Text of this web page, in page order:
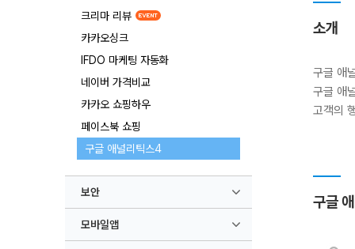
크리마 리뷰
카카오싱크
IFDO 마케팅 자동화
네이버 가격비교
카카오 쇼핑하우
페이스북 쇼핑
구글 애널리틱스4
보안
모바일앱
소개
구글 애
구글 애
고객의
구글